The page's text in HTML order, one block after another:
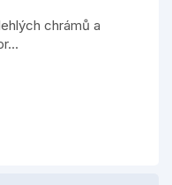
chrámů a